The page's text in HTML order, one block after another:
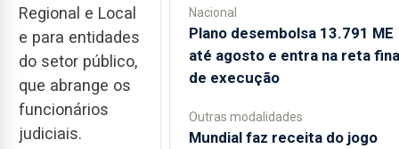
Regional e Local
e para entidades
do setor público,
que abrange os
funcionários
judiciais.
Nacional
Plano desembolsa 13.791 ME
até agosto e entra na reta
de execução
Outras modalidades
Mundial faz receita do jogo